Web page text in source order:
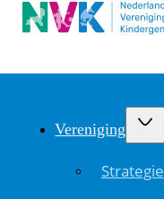
Vereniging
Strategie